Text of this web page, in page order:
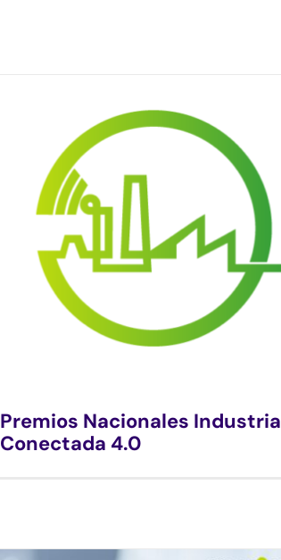
Premios Nacionales Industria
Conectada 4.0